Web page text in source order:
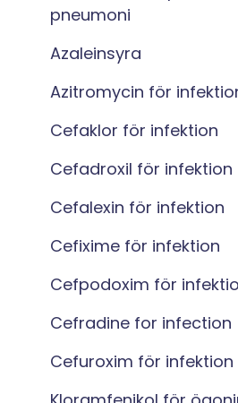
pneumoni
Azaleinsyra
Azitromycin för
Cefaklor för infektion
Cefadroxil för infektion
Cefalexin för infektion
Cefixime för infektion
Cefpodoxim för
Cefradine for infection
Cefuroxim för infektion